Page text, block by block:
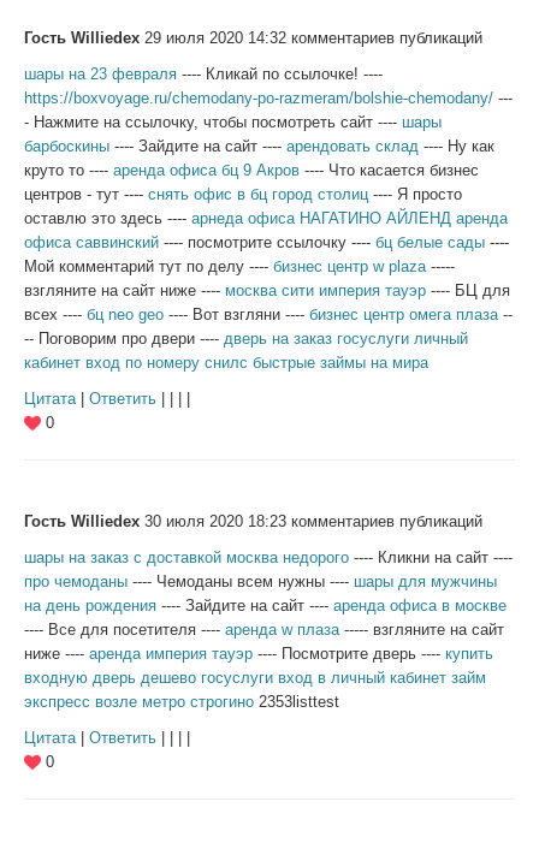
Гость Williedex 29 июля 2020 14:32 комментариев публикаций
шары на 23 февраля ---- Кликай по ссылочке! ----
https://boxvoyage.ru/chemodany-po-razmeram/bolshie-chemodany/ ---
- Нажмите на ссылочку, чтобы посмотреть сайт ---- шары
барбоскины ---- Зайдите на сайт ---- арендовать склад ---- Ну как
круто то ---- аренда офиса бц 9 Акров ---- Что касается бизнес
центров - тут ---- снять офис в бц город столиц ---- Я просто
оставлю это здесь ---- арнеда офиса НАГАТИНО АЙЛЕНД аренда
офиса саввинский ---- посмотрите ссылочку ---- бц белые сады ----
Мой комментарий тут по делу ---- бизнес центр w plaza -----
взгляните на сайт ниже ---- москва сити империя тауэр ---- БЦ для
всех ---- бц neo geo ---- Вот взгляни ---- бизнес центр омега плаза --
-- Поговорим про двери ---- дверь на заказ госуслуги личный
кабинет вход по номеру снилс быстрые займы на мира
Цитата
Ответить
0
Гость Williedex 30 июля 2020 18:23 комментариев публикаций
шары на заказ с доставкой москва недорого ---- Кликни на сайт ----
про чемоданы ---- Чемоданы всем нужны ---- шары для мужчины
на день рождения ---- Зайдите на сайт ---- аренда офиса в москве
---- Все для посетителя ---- аренда w плаза ----- взгляните на сайт
ниже ---- аренда империя тауэр ---- Посмотрите дверь ---- купить
входную дверь дешево госуслуги вход в личный кабинет займ
экспресс возле метро строгино 2353listtest
Цитата
Ответить
0